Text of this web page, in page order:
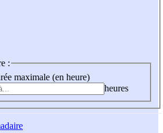
:
maximale (en heure)
heures